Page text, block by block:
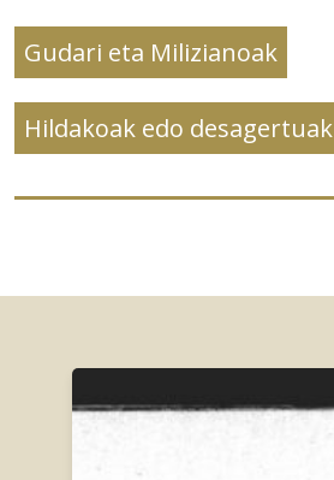
Gudari eta Milizianoak
Hildakoak edo desagertuak